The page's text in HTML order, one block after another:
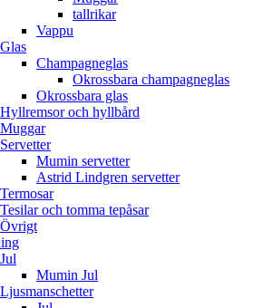
tallrikar
Vappu
Glas
Champagneglas
Okrossbara champagneglas
Okrossbara glas
Hyllremsor och hyllbård
Muggar
Servetter
Mumin servetter
Astrid Lindgren servetter
Termosar
Tesilar och tomma tepåsar
Övrigt
Jul
Mumin Jul
Ljusmanschetter